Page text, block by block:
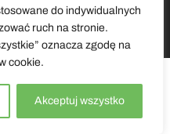
do indywidualnych
ruch na stronie.
oznacza zgodę na
cookie.
Akceptuj wszystko
2026.